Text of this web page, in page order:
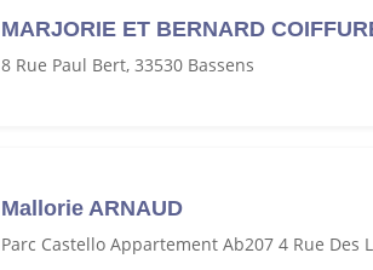
MARJORIE ET BERNARD
8 Rue Paul Bert, 33530 Bassens
Mallorie ARNAUD
Parc Castello Appartement Ab207 4 Rue Des